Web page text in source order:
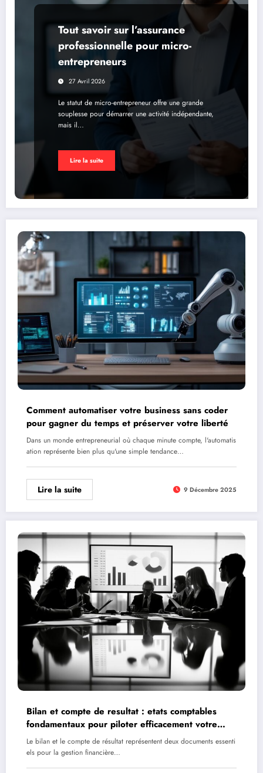
Tout savoir sur l’assurance
professionnelle pour micro-
entrepreneurs
27 Avril 2026
Le statut de micro-entrepreneur offre une grande
souplesse pour démarrer une activité indépendante,
mais il…
Lire la suite
Comment automatiser votre business sans coder
pour gagner du temps et préserver votre liberté
Dans un monde entrepreneurial où chaque minute compte, l'automatis
ation représente bien plus qu'une simple tendance…
Lire la suite 9 Décembre 2025
Bilan et compte de resultat : etats comptables
fondamentaux pour piloter efficacement votre
entreprise
Le bilan et le compte de résultat représentent deux documents essenti
els pour la gestion financière…